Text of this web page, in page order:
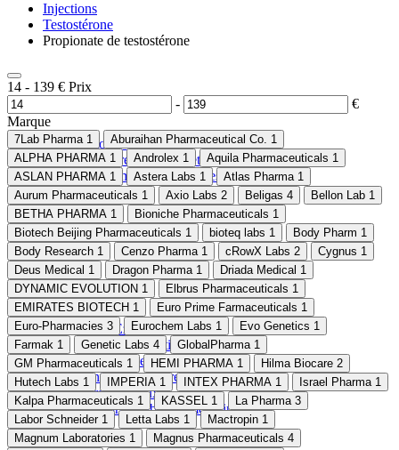
Détox & Nettoyage
Équilibre hormonal et gestion du stress
Médicaments hypocholestérolémiants
Ézétimibe
Pitavastatine calcium
Pré-entrainement
Santé immunitaire
Sprays nasaux
Support cérébral et mémoire
Injections
Testostérone
Propionate de testostérone
14 - 139 € Prix
-
€
Marque
7Lab Pharma 1 Aburaihan ‌Pharmaceutical Co. 1
ALPHA PHARMA 1 Androlex 1 Aquila Pharmaceuticals 1
ASLAN PHARMA 1 Astera Labs 1 Atlas Pharma 1
Aurum Pharmaceuticals 1 Axio Labs 2 Beligas 4 Bellon Lab 1
BETHA PHARMA 1 Bioniche Pharmaceuticals 1
Biotech Beijing Pharmaceuticals 1 bioteq labs 1 Body Pharm 1
Body Research 1 Cenzo Pharma 1 cRowX Labs 2 Cygnus 1
Deus Medical 1 Dragon Pharma 1 Driada Medical 1
DYNAMIC EVOLUTION 1 Elbrus Pharmaceuticals 1
EMIRATES BIOTECH 1 Euro Prime Farmaceuticals 1
Euro-Pharmacies 3 Eurochem Labs 1 Evo Genetics 1
Farmak 1 Genetic Labs 4 GlobalPharma 1
GM Pharmaceuticals 1 HEMI PHARMA 1 Hilma Biocare 2
Hutech Labs 1 IMPERIA 1 INTEX PHARMA 1 Israel Pharma 1
Kalpa Pharmaceuticals 1 KASSEL 1 La Pharma 3
Labor Schneider 1 Letta Labs 1 Mactropin 1
Magnum Laboratories 1 Magnus Pharmaceuticals 4